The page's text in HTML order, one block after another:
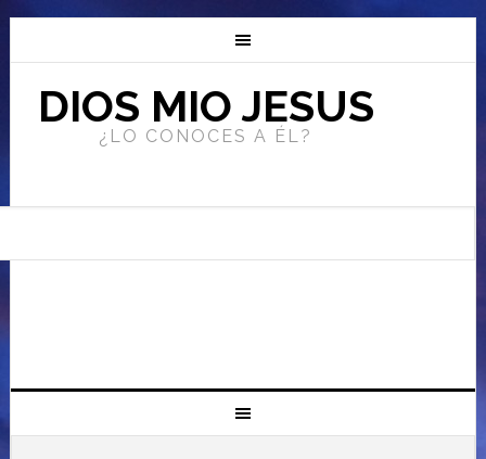
DIOS MIO JESUS
¿LO CONOCES A ÉL?